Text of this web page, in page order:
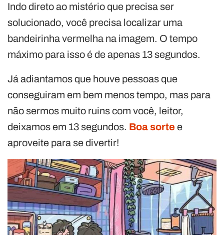
Indo direto ao mistério que precisa ser
solucionado, você precisa localizar uma
bandeirinha vermelha na imagem. O tempo
máximo para isso é de apenas 13 segundos.
Já adiantamos que houve pessoas que
conseguiram em bem menos tempo, mas para
não sermos muito ruins com você, leitor,
deixamos em 13 segundos. Boa sorte e
aproveite para se divertir!